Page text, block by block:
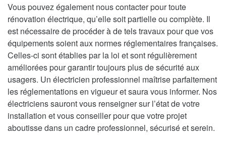
Vous pouvez également nous contacter pour toute
rénovation électrique, qu’elle soit partielle ou complète. Il
est nécessaire de procéder à de tels travaux pour que vos
équipements soient aux normes réglementaires françaises.
Celles-ci sont établies par la loi et sont régulièrement
améliorées pour garantir toujours plus de sécurité aux
usagers. Un électricien professionnel maîtrise parfaitement
les réglementations en vigueur et saura vous informer. Nos
électriciens sauront vous renseigner sur l’état de votre
installation et vous conseiller pour que votre projet
aboutisse dans un cadre professionnel, sécurisé et serein.